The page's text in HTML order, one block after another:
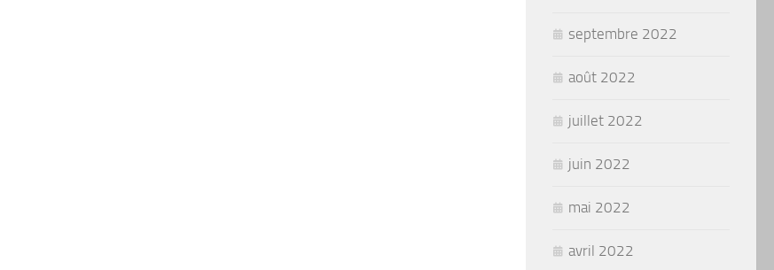
septembre 2022
août 2022
juillet 2022
juin 2022
mai 2022
avril 2022